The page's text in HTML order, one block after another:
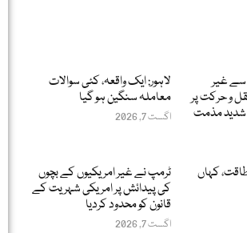
غیر
و حرکت پر
شدید مذمت
لاہور: ایک واقعہ، کئی سوالات
معاملہ سنگین ہو گیا
اگست 7, 2026
کہاں
ٹرمپ نے غیر امریکیوں کے بچوں
کی پیدائش پر امریکی شہریت کے
قانون کو محدود کردیا
اگست 7, 2026